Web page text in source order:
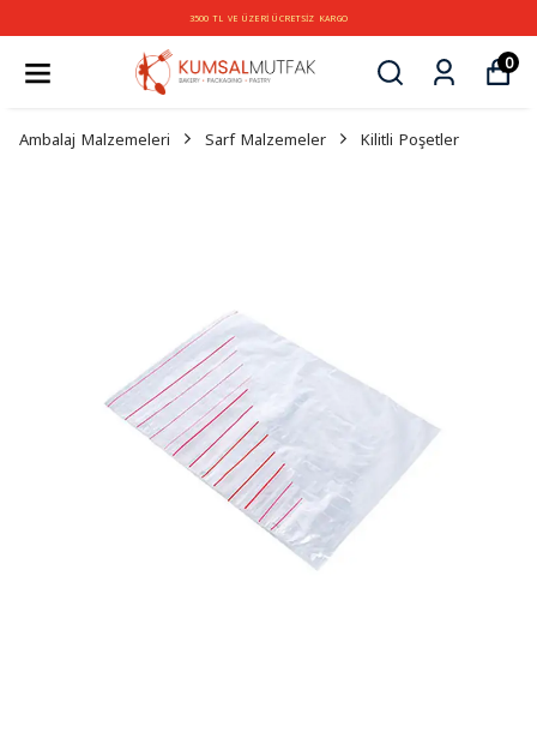
3500 TL VE ÜZERİ ÜCRETSİZ KARGO
0
Ambalaj Malzemeleri Sarf Malzemeler Kilitli Poşetler